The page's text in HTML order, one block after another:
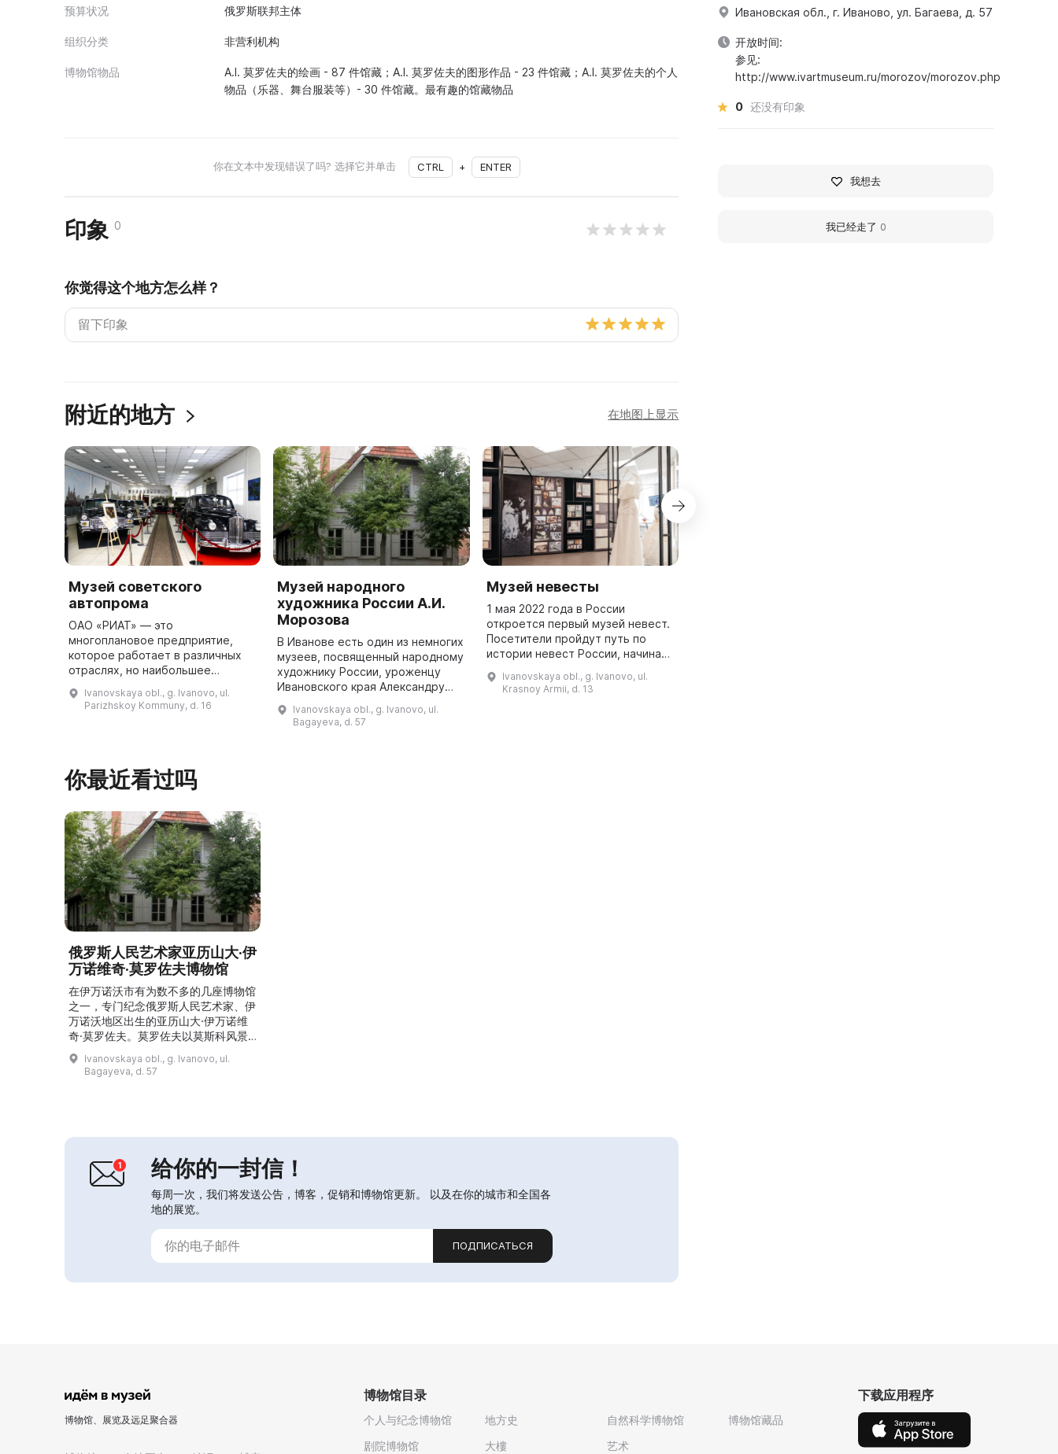
预算状况 俄罗斯联邦主体
组织分类 非营利机构
博物馆物品
A.I. 莫罗佐夫的绘画 - 87 件馆藏；A.I. 莫罗佐夫的图形作品 - 23 件馆藏；A.I. 莫罗佐夫的个人
物品（乐器、舞台服装等）- 30 件馆藏。最有趣的馆藏物品
你在文本中发现错误了吗? 选择它并单击 CTRL + ENTER
印象 0
你觉得这个地方怎么样？
附近的地方 在地图上显示
Музей советского
автопрома
ОАО «РИАТ» — это
многоплановое предприятие,
которое работает в различных
отраслях, но наибольшее
автомобильному бизнесу. В этом
подтверждение - создание
Ivanovskaya obl., g. Ivanovo, ul.
Parizhskoy Kommuny, d. 16
Музей народного
художника России А.И.
Морозова
В Иванове есть один из немногих
музеев, посвященный народному
художнику России, уроженцу
Ивановского края Александру
известен как московский
пейзажист, живший всю свою
Ivanovskaya obl., g. Ivanovo, ul.
Bagayeva, d. 57
Музей невесты
1 мая 2022 года в России
откроется первый музей невест.
Посетители пройдут путь по
истории невест России, начиная
дней. Они увидят, как менялись и
Ivanovskaya obl., g. Ivanovo, ul.
Krasnoy Armii, d. 13
你最近看过吗
俄罗斯人民艺术家亚历山大·伊
万诺维奇·莫罗佐夫博物馆
在伊万诺沃市有为数不多的几座博物馆
之一，专门纪念俄罗斯人民艺术家、伊
万诺沃地区出生的亚历山大·伊万诺维
奇·莫罗佐夫。莫罗佐夫以莫斯科风景
画家著称，终生致力于在画布和纸上描
绘俄罗斯中部的自然风光、城市风景、
伏尔加河和莫斯科河。该博物馆于
观常设展览，展出艺术家的作品和个人
物品，也可参观有关莫罗佐...
Ivanovskaya obl., g. Ivanovo, ul.
Bagayeva, d. 57
给你的一封信！
每周一次，我们将发送公告，博客，促销和博物馆更新。 以及在你的城市和全国各
地的展览。
ПОДПИСАТЬСЯ
Ивановская обл., г. Иваново, ул. Багаева, д. 57
开放时间:
参见:
http://www.ivartmuseum.ru/morozov/morozov.php
0 还没有印象
我想去
我已经走了 0
博物馆、展览及远足聚合器
博物馆目录
个人与纪念博物馆
剧院博物馆
地方史
大樓
自然科学博物馆
艺术
博物馆藏品
下载应用程序